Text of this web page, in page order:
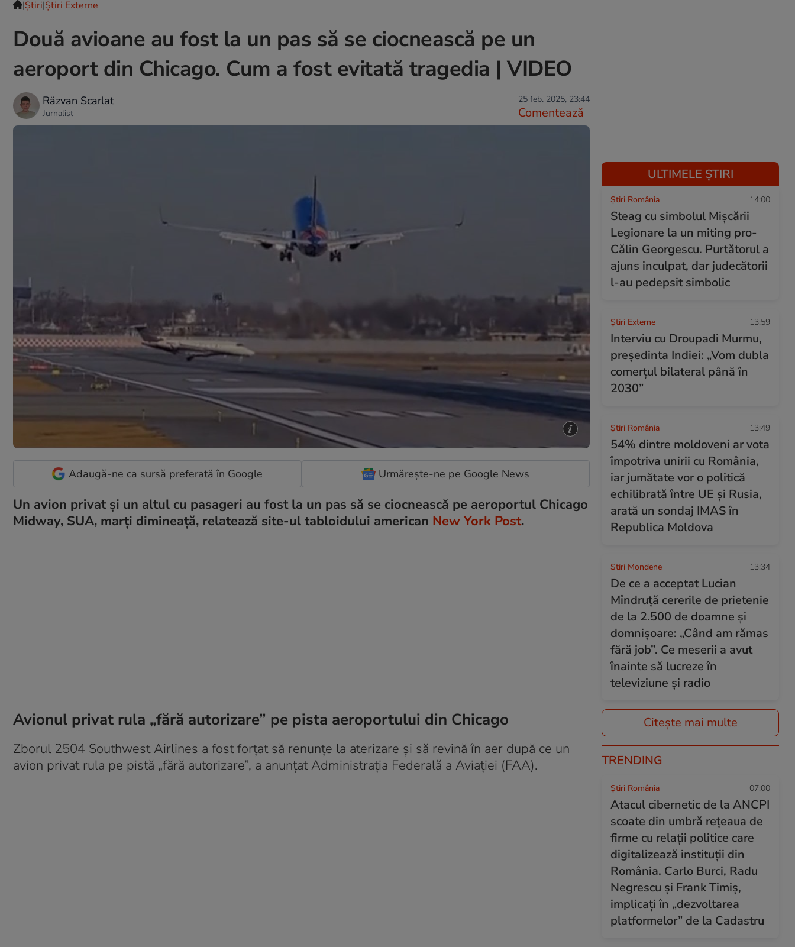
|Ştiri|Știri Externe
Două avioane au fost la un pas să se ciocnească pe un
aeroport din Chicago. Cum a fost evitată tragedia | VIDEO
Răzvan Scarlat
Jurnalist
25 feb. 2025, 23:44
Comentează
Adaugă-ne ca sursă preferată în Google Urmărește-ne pe Google News
Un avion privat și un altul cu pasageri au fost la un pas să se ciocnească pe aeroportul Chicago
Midway, SUA, marți dimineață, relatează site-ul tabloidului american New York Post.
Avionul privat rula „fără autorizare” pe pista aeroportului din Chicago
Zborul 2504 Southwest Airlines a fost forțat să renunțe la aterizare și să revină în aer după ce un
avion privat rula pe pistă „fără autorizare”, a anunțat Administrația Federală a Aviației (FAA).
ULTIMELE ȘTIRI
Știri România 14:00
Steag cu simbolul Mișcării
Legionare la un miting pro-
Călin Georgescu. Purtătorul a
ajuns inculpat, dar judecătorii
l-au pedepsit simbolic
Știri Externe 13:59
Interviu cu Droupadi Murmu,
președinta Indiei: „Vom dubla
comerțul bilateral până în
2030”
Știri România 13:49
54% dintre moldoveni ar vota
împotriva unirii cu România,
iar jumătate vor o politică
echilibrată între UE și Rusia,
arată un sondaj IMAS în
Republica Moldova
Stiri Mondene 13:34
De ce a acceptat Lucian
Mîndruță cererile de prietenie
de la 2.500 de doamne și
domnișoare: „Când am rămas
fără job”. Ce meserii a avut
înainte să lucreze în
televiziune și radio
Citește mai multe
TRENDING
Știri România 07:00
Atacul cibernetic de la ANCPI
scoate din umbră rețeaua de
firme cu relații politice care
digitalizează instituții din
România. Carlo Burci, Radu
Negrescu și Frank Timiș,
implicați în „dezvoltarea
platformelor” de la Cadastru